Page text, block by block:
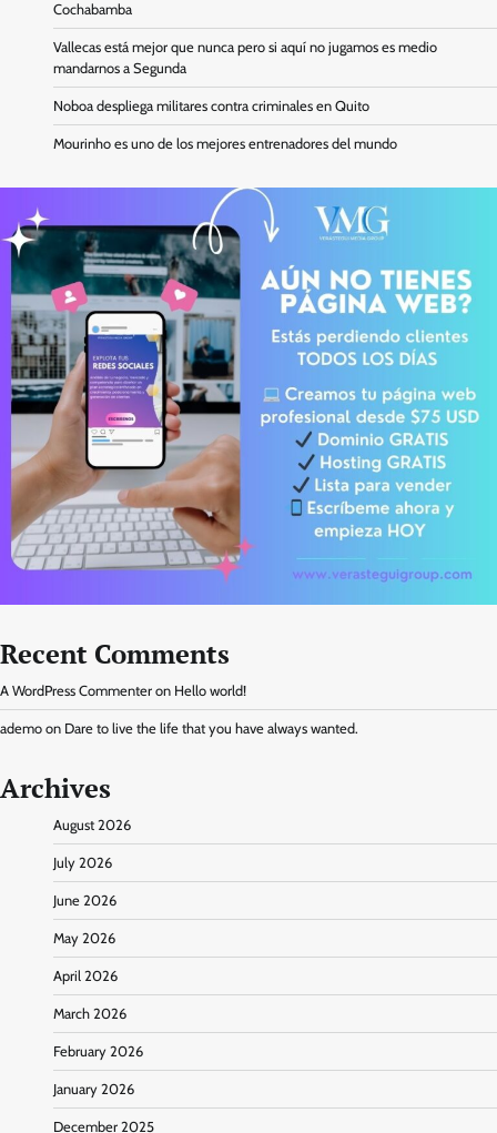
Cochabamba
Vallecas está mejor que nunca pero si aquí no jugamos es medio
mandarnos a Segunda
Noboa despliega militares contra criminales en Quito
Mourinho es uno de los mejores entrenadores del mundo
Recent Comments
A WordPress Commenter on Hello world!
ademo on Dare to live the life that you have always wanted.
Archives
August 2026
July 2026
June 2026
May 2026
April 2026
March 2026
February 2026
January 2026
December 2025